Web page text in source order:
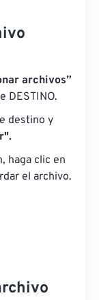
archivos”
DESTINO.
destino y
haga clic en
el archivo.